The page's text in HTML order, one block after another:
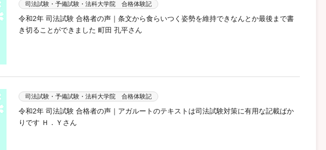
司法試験・予備試験・法科大学院 合格体験記
令和2年 司法試験 合格者の声｜条文から食らいつく姿勢を維持できなんとか最後まで書
き切ることができました 町田 孔平さん
司法試験・予備試験・法科大学院 合格体験記
令和2年 司法試験 合格者の声｜アガルートのテキストは司法試験対策に有用な記載ばか
りです Ｈ．Ｙさん